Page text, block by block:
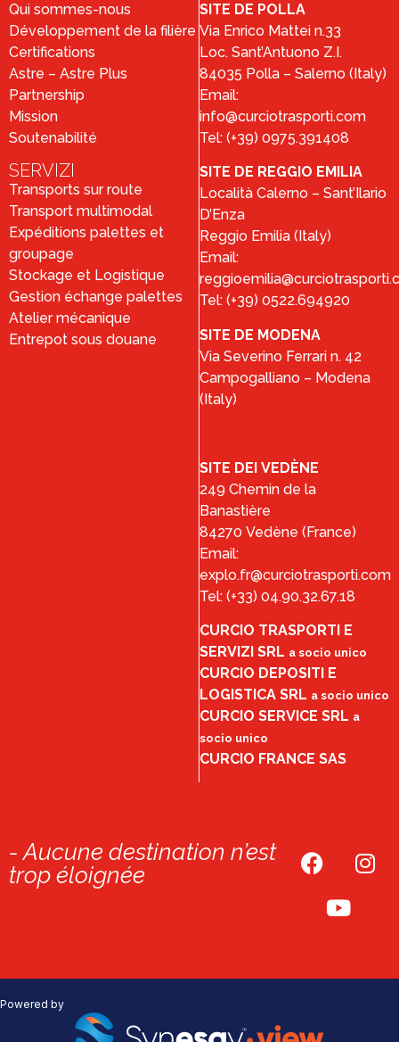
Qui sommes-nous
Développement de la filière
Certifications
Astre – Astre Plus
Partnership
Mission
Soutenabilité
SERVIZI
Transports sur route
Transport multimodal
Expéditions palettes et
groupage
Stockage et Logistique
Gestion échange palettes
Atelier mécanique
Entrepot sous douane
SITE DE POLLA
Via Enrico Mattei n.33
Loc. Sant’Antuono Z.I.
84035 Polla – Salerno (Italy)
Email:
info@curciotrasporti.com
Tel: (+39) 0975.391408
SITE DE REGGIO EMILIA
Località Calerno – Sant’Ilario
D’Enza
Reggio Emilia (Italy)
Email:
Tel: (+39) 0522.694920
SITE DE MODENA
Via Severino Ferrari n. 42
Campogalliano – Modena
(Italy)
SITE DEI VEDÈNE
249 Chemin de la
Banastière
84270 Vedène (France)
Email:
explo.fr@curciotrasporti.com
Tel: (+33) 04.90.32.67.18
CURCIO TRASPORTI E
SERVIZI SRL a socio unico
CURCIO DEPOSITI E
LOGISTICA SRL a socio unico
CURCIO SERVICE SRL a
socio unico
CURCIO FRANCE SAS
- Aucune destination n’est
trop éloignée
Powered by